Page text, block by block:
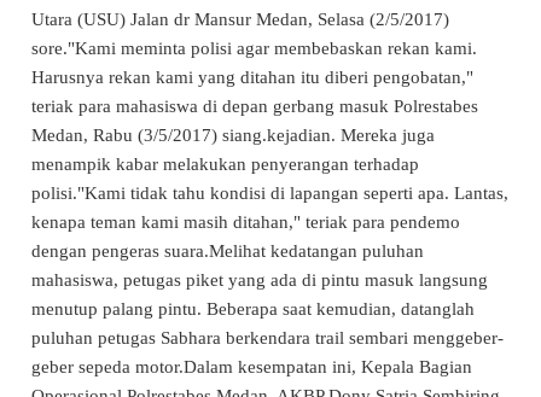
Utara (USU) Jalan dr Mansur Medan, Selasa (2/5/2017)
sore."Kami meminta polisi agar membebaskan rekan kami.
Harusnya rekan kami yang ditahan itu diberi pengobatan,"
teriak para mahasiswa di depan gerbang masuk Polrestabes
Medan, Rabu (3/5/2017) siang.kejadian. Mereka juga
menampik kabar melakukan penyerangan terhadap
polisi."Kami tidak tahu kondisi di lapangan seperti apa. Lantas,
kenapa teman kami masih ditahan," teriak para pendemo
dengan pengeras suara.Melihat kedatangan puluhan
mahasiswa, petugas piket yang ada di pintu masuk langsung
menutup palang pintu. Beberapa saat kemudian, datanglah
puluhan petugas Sabhara berkendara trail sembari menggeber-
geber sepeda motor.Dalam kesempatan ini, Kepala Bagian